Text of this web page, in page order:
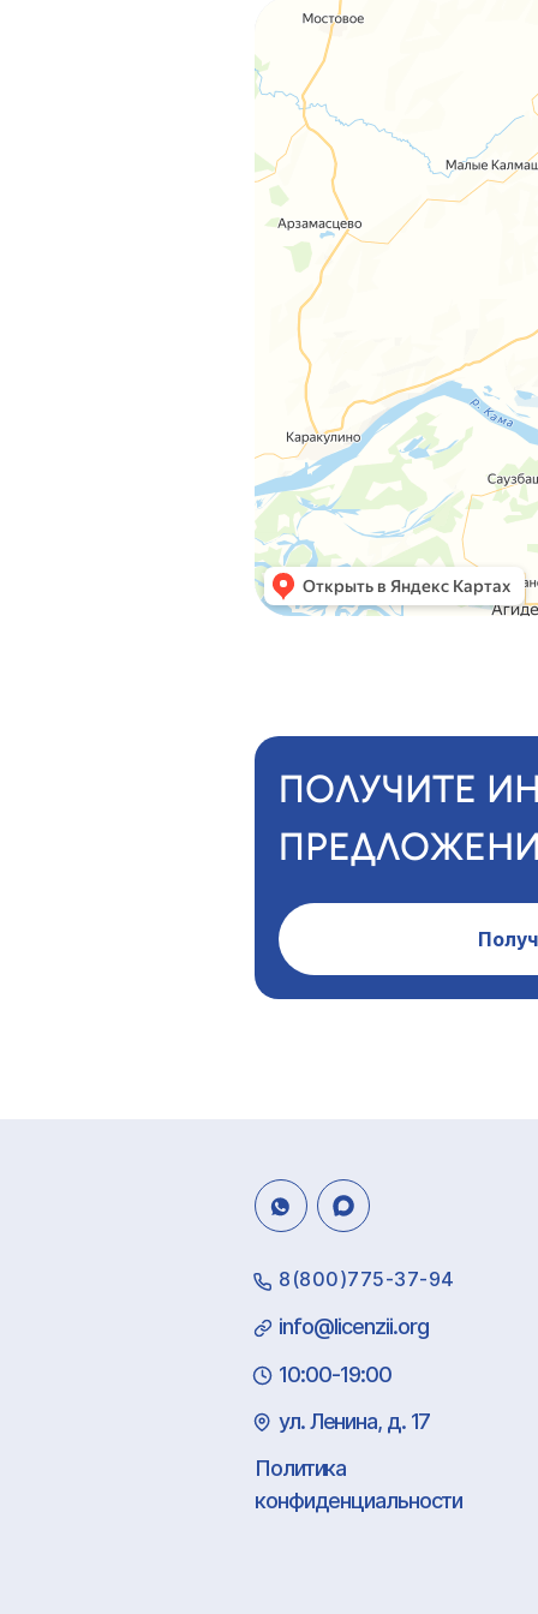
ПОЛУЧИТЕ
8(800)775-37-94
info@licenzii.org
10:00-19:00
ул. Ленина, д. 17
Политика
конфиденциальности